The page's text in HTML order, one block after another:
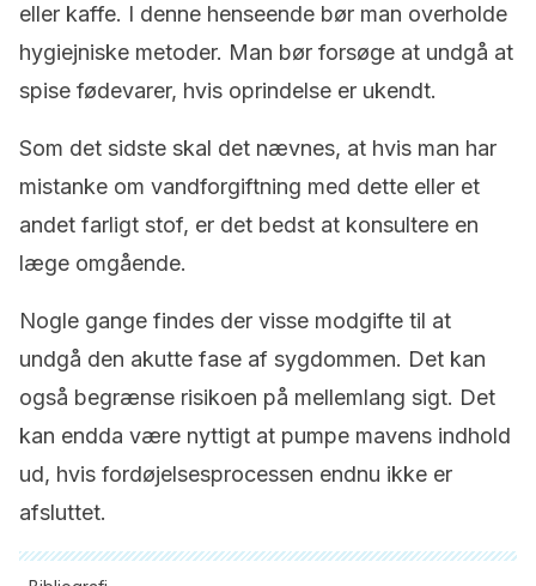
eller kaffe. I denne henseende bør man overholde
hygiejniske metoder. Man bør forsøge at undgå at
spise fødevarer, hvis oprindelse er ukendt.
Som det sidste skal det nævnes, at hvis man har
mistanke om vandforgiftning med dette eller et
andet farligt stof, er det bedst at konsultere en
læge omgående.
Nogle gange findes der visse modgifte til at
undgå den akutte fase af sygdommen. Det kan
også begrænse risikoen på mellemlang sigt. Det
kan endda være nyttigt at pumpe mavens indhold
ud, hvis fordøjelsesprocessen endnu ikke er
afsluttet.